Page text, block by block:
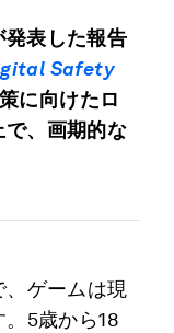
発表した報告
Safety
に向けたロ
、画期的な
ゲームは現
5歳から18